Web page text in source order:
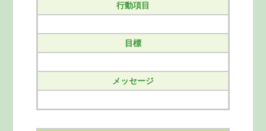
行動項目
目標
メッセージ